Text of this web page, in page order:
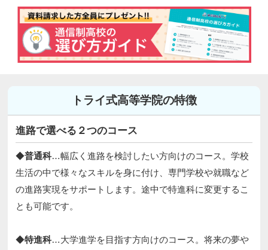
トライ式高等学院の特徴
進路で選べる２つのコース
◆普通科…幅広く進路を検討したい方向けのコース。学校
生活の中で様々なスキルを身に付け、専門学校や就職など
の進路実現をサポートします。途中で特進科に変更するこ
とも可能です。
◆特進科…大学進学を目指す方向けのコース。将来の夢や